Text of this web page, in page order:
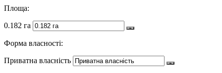
Площа:
0.182 га
Форма власності:
Приватна власність